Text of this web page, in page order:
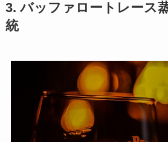
3. バッファロートレース
統